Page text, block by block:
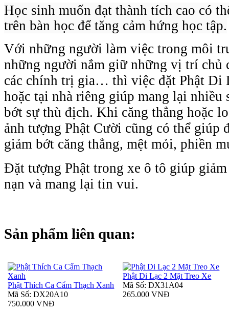
Học sinh muốn đạt thành tích cao có
trên bàn học để tăng cảm hứng học tập.
Với những người làm việc trong môi
những người nắm giữ những vị trí chủ
các chính trị gia… thì việc đặt Phật Di
hoặc tại nhà riêng giúp mang lại nhiều
bớt sự thù địch. Khi căng thẳng hoặc
ảnh tượng Phật Cười cũng có thể giúp
giảm bớt căng thẳng, mệt mỏi, phiền
Đặt tượng Phật trong xe ô tô giúp
nạn và mang lại tin vui.
Sản phẩm liên quan:
Phật Thích Ca Cẩm Thạch Xanh
Mã Số: DX20A10
750.000 VNĐ
Phật Di Lạc 2 Mặt Treo Xe
Mã Số: DX31A04
265.000 VNĐ